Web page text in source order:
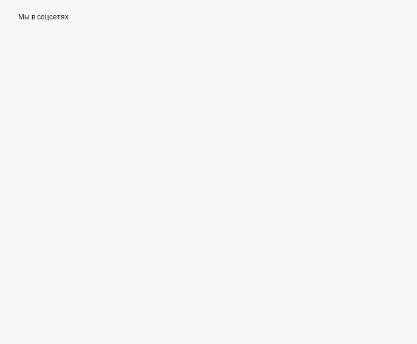
Мы в соцсетях